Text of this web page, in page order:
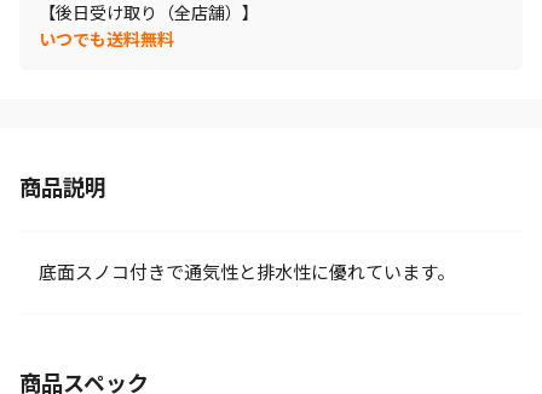
【後日受け取り（全店舗）】
いつでも送料無料
商品説明
底面スノコ付きで通気性と排水性に優れています。
商品スペック